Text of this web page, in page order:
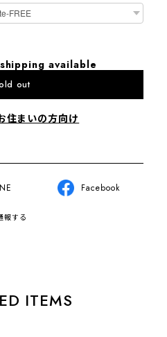
available
out
住まいの方向け
Facebook
報する
ITEMS